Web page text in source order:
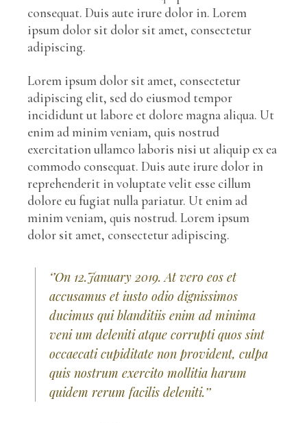
consequat. Duis aute irure dolor in. Lorem
ipsum dolor sit dolor sit amet, consectetur
adipiscing.
Lorem ipsum dolor sit amet, consectetur
adipiscing elit, sed do eiusmod tempor
incididunt ut labore et dolore magna aliqua. Ut
enim ad minim veniam, quis nostrud
exercitation ullamco laboris nisi ut aliquip ex ea
commodo consequat. Duis aute irure dolor in
reprehenderit in voluptate velit esse cillum
dolore eu fugiat nulla pariatur. Ut enim ad
minim veniam, quis nostrud. Lorem ipsum
dolor sit amet, consectetur adipiscing.
‘’On 12.January 2019. At vero eos et
accusamus et iusto odio dignissimos
ducimus qui blanditiis enim ad minima
veni um deleniti atque corrupti quos sint
occaecati cupiditate non provident, culpa
quis nostrum exercito mollitia harum
quidem rerum facilis deleniti.’’